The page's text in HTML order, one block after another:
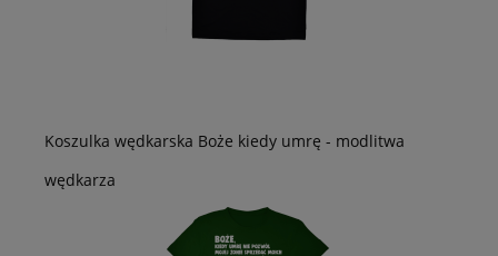
Koszulka wędkarska Boże kiedy umrę - modlitwa
wędkarza